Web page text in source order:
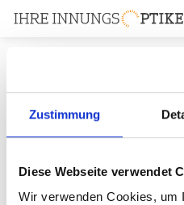
Zustimmung
Diese Webseite verwendet
Wir verwenden Cookies, um
Ihr